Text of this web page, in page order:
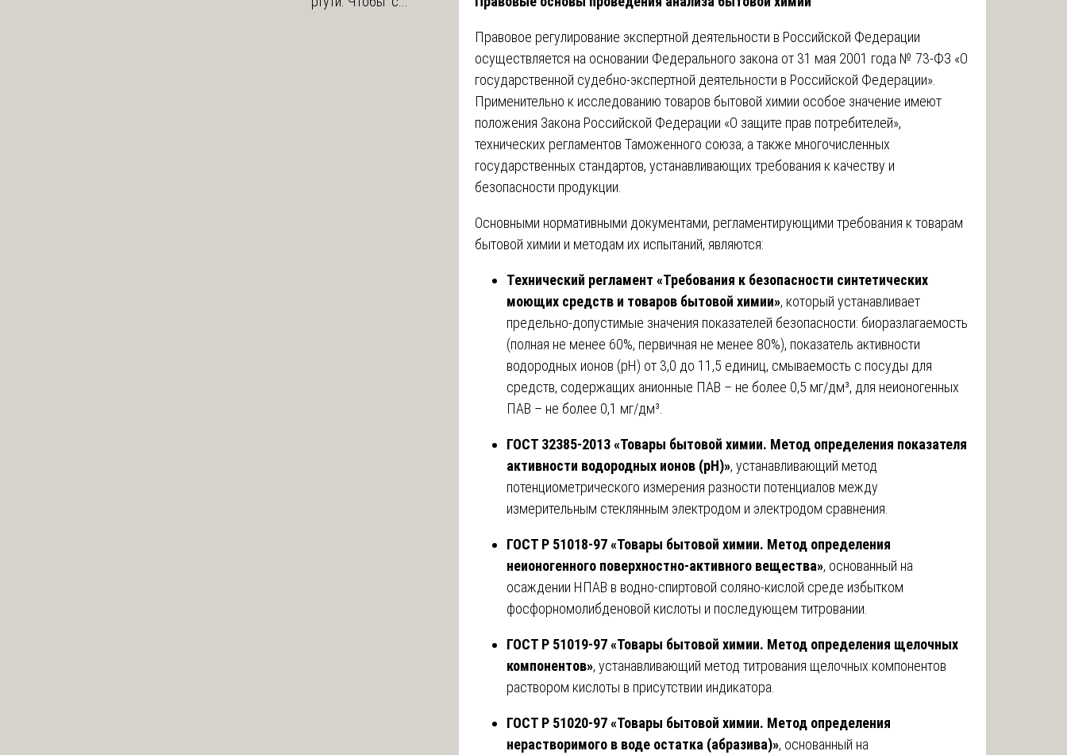
Правовое регулирование экспертной деятельности в Российской Федерации
осуществляется на основании Федерального закона от 31 мая 2001 года № 73-ФЗ «О
государственной судебно-экспертной деятельности в Российской Федерации».
Применительно к исследованию товаров бытовой химии особое значение имеют
положения Закона Российской Федерации «О защите прав потребителей»,
технических регламентов Таможенного союза, а также многочисленных
государственных стандартов, устанавливающих требования к качеству и
безопасности продукции.
Основными нормативными документами, регламентирующими требования к товарам
бытовой химии и методам их испытаний, являются:
Технический регламент «Требования к безопасности синтетических
моющих средств и товаров бытовой химии», который устанавливает
предельно-допустимые значения показателей безопасности: биоразлагаемость
(полная не менее 60%, первичная не менее 80%), показатель активности
водородных ионов (pH) от 3,0 до 11,5 единиц, смываемость с посуды для
средств, содержащих анионные ПАВ – не более 0,5 мг/дм³, для неионогенных
ПАВ – не более 0,1 мг/дм³.
ГОСТ 32385-2013 «Товары бытовой химии. Метод определения показателя
активности водородных ионов (рН)», устанавливающий метод
потенциометрического измерения разности потенциалов между
измерительным стеклянным электродом и электродом сравнения.
ГОСТ Р 51018-97 «Товары бытовой химии. Метод определения
неионогенного поверхностно-активного вещества», основанный на
осаждении НПАВ в водно-спиртовой соляно-кислой среде избытком
фосфорномолибденовой кислоты и последующем титровании.
ГОСТ Р 51019-97 «Товары бытовой химии. Метод определения щелочных
компонентов», устанавливающий метод титрования щелочных компонентов
раствором кислоты в присутствии индикатора.
ГОСТ Р 51020-97 «Товары бытовой химии. Метод определения
нерастворимого в воде остатка (абразива)», основанный на